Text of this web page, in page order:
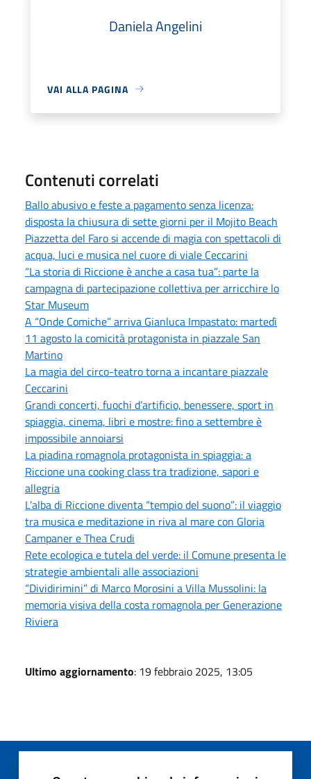
Daniela Angelini
VAI ALLA PAGINA
Contenuti correlati
Ballo abusivo e feste a pagamento senza licenza:
disposta la chiusura di sette giorni per il Mojito Beach
Piazzetta del Faro si accende di magia con spettacoli di
acqua, luci e musica nel cuore di viale Ceccarini
“La storia di Riccione è anche a casa tua”: parte la
campagna di partecipazione collettiva per arricchire lo
Star Museum
A “Onde Comiche” arriva Gianluca Impastato: martedì
11 agosto la comicità protagonista in piazzale San
Martino
La magia del circo-teatro torna a incantare piazzale
Ceccarini
Grandi concerti, fuochi d’artificio, benessere, sport in
spiaggia, cinema, libri e mostre: fino a settembre è
impossibile annoiarsi
La piadina romagnola protagonista in spiaggia: a
Riccione una cooking class tra tradizione, sapori e
allegria
L’alba di Riccione diventa “tempio del suono”: il viaggio
tra musica e meditazione in riva al mare con Gloria
Campaner e Thea Crudi
Rete ecologica e tutela del verde: il Comune presenta le
strategie ambientali alle associazioni
“Dividirimini” di Marco Morosini a Villa Mussolini: la
memoria visiva della costa romagnola per Generazione
Riviera
Ultimo aggiornamento: 19 febbraio 2025, 13:05